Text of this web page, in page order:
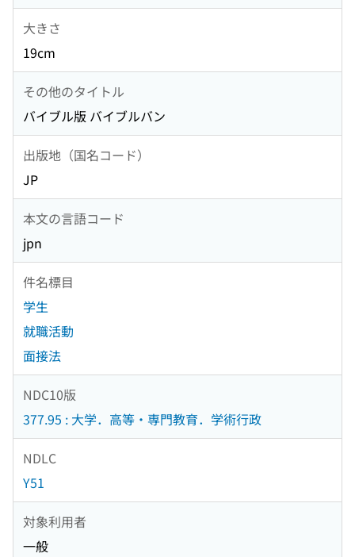
大きさ
19cm
その他のタイトル
バイブル版 バイブルバン
出版地（国名コード）
JP
本文の言語コード
jpn
件名標目
学生
就職活動
面接法
NDC10版
377.95 : 大学．高等・専門教育．学術行政
NDLC
Y51
対象利用者
一般